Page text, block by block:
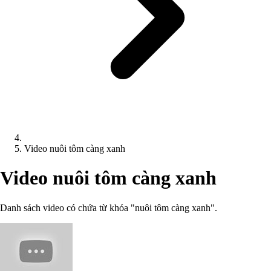
Video nuôi tôm càng xanh
Video nuôi tôm càng xanh
Danh sách video có chứa từ khóa "nuôi tôm càng xanh".